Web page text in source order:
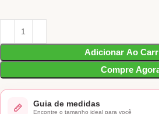
Adicionar Ao
Compre
Guia de medidas
Encontre o tamanho ideal para você